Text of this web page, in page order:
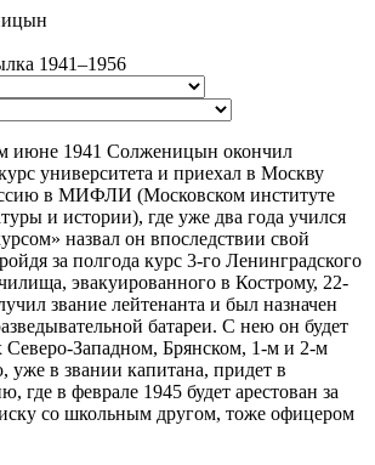
1941–1956
июне 1941 Солженицын окончил
университета и приехал в Москву
в МИФЛИ (Московском институте
и истории), где уже два года учился
назвал он впоследствии свой
за полгода курс 3-го Ленинградского
эвакуированного в Кострому, 22-
звание лейтенанта и был назначен
батареи. С нею он будет
Северо-Западном, Брянском, 1-м и 2-м
уже в звании капитана, придет в
где в феврале 1945 будет арестован за
со школьным другом, тоже офицером